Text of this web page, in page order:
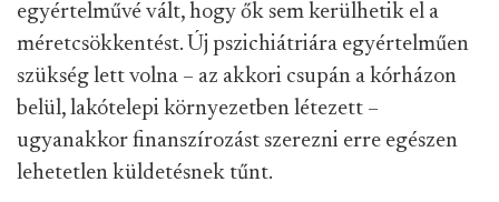
egyértelművé vált, hogy ők sem kerülhetik el a
méretcsökkentést. Új pszichiátriára egyértelműen
szükség lett volna – az akkori csupán a kórházon
belül, lakótelepi környezetben létezett –
ugyanakkor finanszírozást szerezni erre egészen
lehetetlen küldetésnek tűnt.